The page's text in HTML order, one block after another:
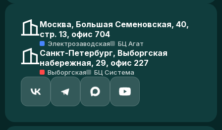
Москва, Большая Семеновская, 40,
стр. 13, офис 704
Электрозаводская БЦ Агат
Санкт-Петербург, Выборгская
набережная, 29, офис 227
Выборгская БЦ Система